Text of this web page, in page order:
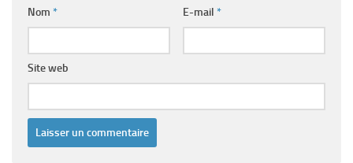
Nom * E-mail *
Site web